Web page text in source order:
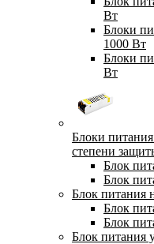
Вт
Блоки
1000 Вт
Блоки
Вт
Блоки
степени
Блок
Блок
Блок питания
Блок
Блок
Блок питания